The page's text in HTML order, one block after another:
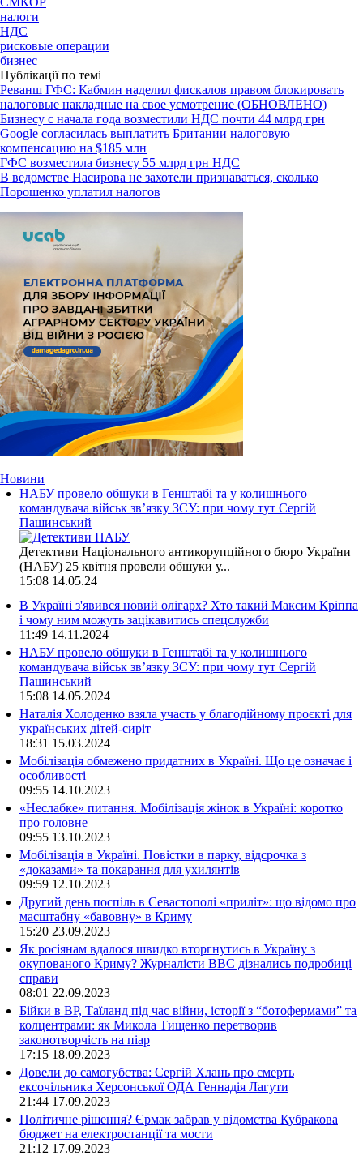
налоги
НДС
рисковые операции
бизнес
Публікації по темі
Реванш ГФС: Кабмин наделил фискалов правом блокировать
налоговые накладные на свое усмотрение (ОБНОВЛЕНО)
Бизнесу с начала года возместили НДС почти 44 млрд грн
Google согласилась выплатить Британии налоговую
компенсацию на $185 млн
ГФС возместила бизнесу 55 млрд грн НДС
В ведомстве Насирова не захотели признаваться, сколько
Порошенко уплатил налогов
Новини
НАБУ провело обшуки в Генштабі та у колишнього
командувача військ зв’язку ЗСУ: при чому тут Сергій
Пашинський
Детективи Національного антикорупційного бюро України
(НАБУ) 25 квітня провели обшуки у...
15:08 14.05.24
В Україні з'явився новий олігарх? Хто такий Максим Кріппа
і чому ним можуть зацікавитись спецслужби
11:49 14.11.2024
НАБУ провело обшуки в Генштабі та у колишнього
командувача військ зв’язку ЗСУ: при чому тут Сергій
Пашинський
15:08 14.05.2024
Наталія Холоденко взяла участь у благодійному проєкті для
українських дітей-сиріт
18:31 15.03.2024
Мобілізація обмежено придатних в Україні. Що це означає і
особливості
09:55 14.10.2023
«Неслабке» питання. Мобілізація жінок в Україні: коротко
про головне
09:55 13.10.2023
Мобілізація в Україні. Повістки в парку, відсрочка з
«доказами» та покарання для ухилянтів
09:59 12.10.2023
Другий день поспіль в Севастополі «приліт»: що відомо про
масштабну «бавовну» в Криму
15:20 23.09.2023
Як росіянам вдалося швидко вторгнутись в Україну з
окупованого Криму? Журналісти ВВС дізнались подробиці
справи
08:01 22.09.2023
Бійки в ВР, Таїланд під час війни, історії з “ботофермами” та
колцентрами: як Микола Тищенко перетворив
законотворчість на піар
17:15 18.09.2023
Довели до самогубства: Сергій Хлань про смерть
ексочільника Херсонської ОДА Геннадія Лагути
21:44 17.09.2023
Політичне рішення? Єрмак забрав у відомства Кубракова
бюджет на електростанції та мости
21:12 17.09.2023